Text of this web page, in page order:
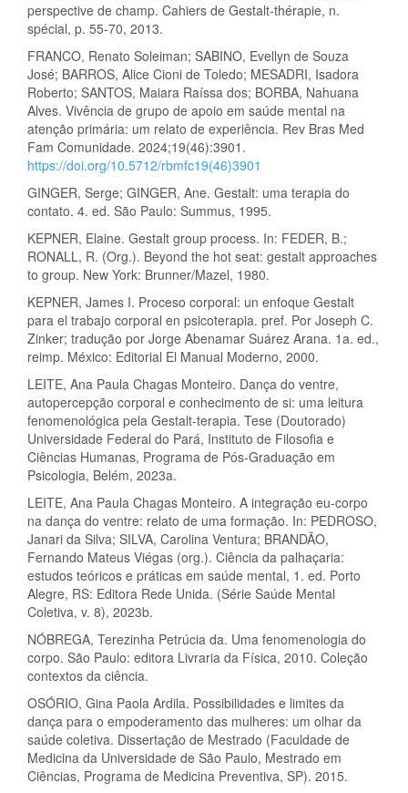
perspective de champ. Cahiers de Gestalt-thérapie, n.
spécial, p. 55-70, 2013.
FRANCO, Renato Soleiman; SABINO, Evellyn de Souza
José; BARROS, Alice Cioni de Toledo; MESADRI, Isadora
Roberto; SANTOS, Maiara Raíssa dos; BORBA, Nahuana
Alves. Vivência de grupo de apoio em saúde mental na
atenção primária: um relato de experiência. Rev Bras Med
Fam Comunidade. 2024;19(46):3901.
https://doi.org/10.5712/rbmfc19(46)3901
GINGER, Serge; GINGER, Ane. Gestalt: uma terapia do
contato. 4. ed. São Paulo: Summus, 1995.
KEPNER, Elaine. Gestalt group process. In: FEDER, B.;
RONALL, R. (Org.). Beyond the hot seat: gestalt approaches
to group. New York: Brunner/Mazel, 1980.
KEPNER, James I. Proceso corporal: un enfoque Gestalt
para el trabajo corporal en psicoterapia. pref. Por Joseph C.
Zinker; tradução por Jorge Abenamar Suárez Arana. 1a. ed.,
reimp. México: Editorial El Manual Moderno, 2000.
LEITE, Ana Paula Chagas Monteiro. Dança do ventre,
autopercepção corporal e conhecimento de si: uma leitura
fenomenológica pela Gestalt-terapia. Tese (Doutorado)
Universidade Federal do Pará, Instituto de Filosofia e
Ciências Humanas, Programa de Pós-Graduação em
Psicologia, Belém, 2023a.
LEITE, Ana Paula Chagas Monteiro. A integração eu-corpo
na dança do ventre: relato de uma formação. In: PEDROSO,
Janari da Silva; SILVA, Carolina Ventura; BRANDÃO,
Fernando Mateus Viégas (org.). Ciência da palhaçaria:
estudos teóricos e práticas em saúde mental, 1. ed. Porto
Alegre, RS: Editora Rede Unida. (Série Saúde Mental
Coletiva, v. 8), 2023b.
NÓBREGA, Terezinha Petrúcia da. Uma fenomenologia do
corpo. São Paulo: editora Livraria da Física, 2010. Coleção
contextos da ciência.
OSÓRIO, Gina Paola Ardila. Possibilidades e limites da
dança para o empoderamento das mulheres: um olhar da
saúde coletiva. Dissertação de Mestrado (Faculdade de
Medicina da Universidade de São Paulo, Mestrado em
Ciências, Programa de Medicina Preventiva, SP). 2015.